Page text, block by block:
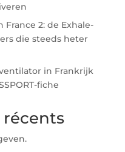
2: de Exhale-
die steeds heter
in Frankrijk
fiche